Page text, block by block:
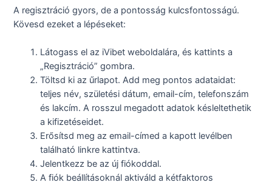
A regisztráció gyors, de a pontosság kulcsfontosságú.
Kövesd ezeket a lépéseket:
Látogass el az iVibet weboldalára, és kattints a
„Regisztráció” gombra.
Töltsd ki az űrlapot. Add meg pontos adataidat:
teljes név, születési dátum, email-cím, telefonszám
és lakcím. A rosszul megadott adatok késleltethetik
a kifizetéseidet.
Erősítsd meg az email-címed a kapott levélben
található linkre kattintva.
Jelentkezz be az új fiókoddal.
A fiók beállításoknál aktiváld a kétfaktoros